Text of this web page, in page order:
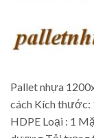
Pallet nhựa
cách Kích thước:
HDPE Loại : 1